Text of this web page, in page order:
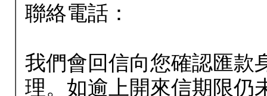
聯絡電話：
我們會回信向您確認匯款
理。如逾上開來信期限仍